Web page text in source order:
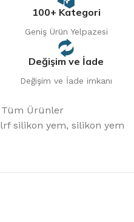
100+ Kategori
Geniş Ürün Yelpazesi
Değişim ve İade
Değişim ve İade imkanı
Tüm Ürünler
lrf silikon yem, silikon yem